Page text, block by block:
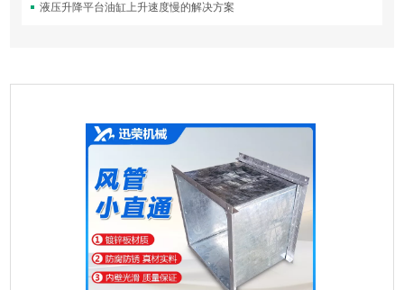
液压升降平台油缸上升速度慢的解决方案